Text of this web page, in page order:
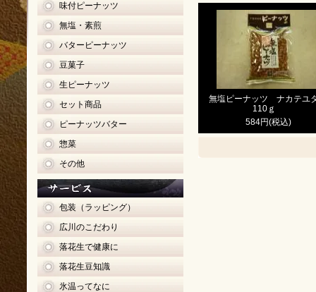
味付ピーナッツ
無塩・素煎
バターピーナッツ
豆菓子
生ピーナッツ
セット商品
ピーナッツバター
惣菜
その他
包装（ラッピング）
広川のこだわり
落花生で健康に
落花生豆知識
氷温ってなに
無塩ピーナッツ ナカテユ
110ｇ
584円(税込)